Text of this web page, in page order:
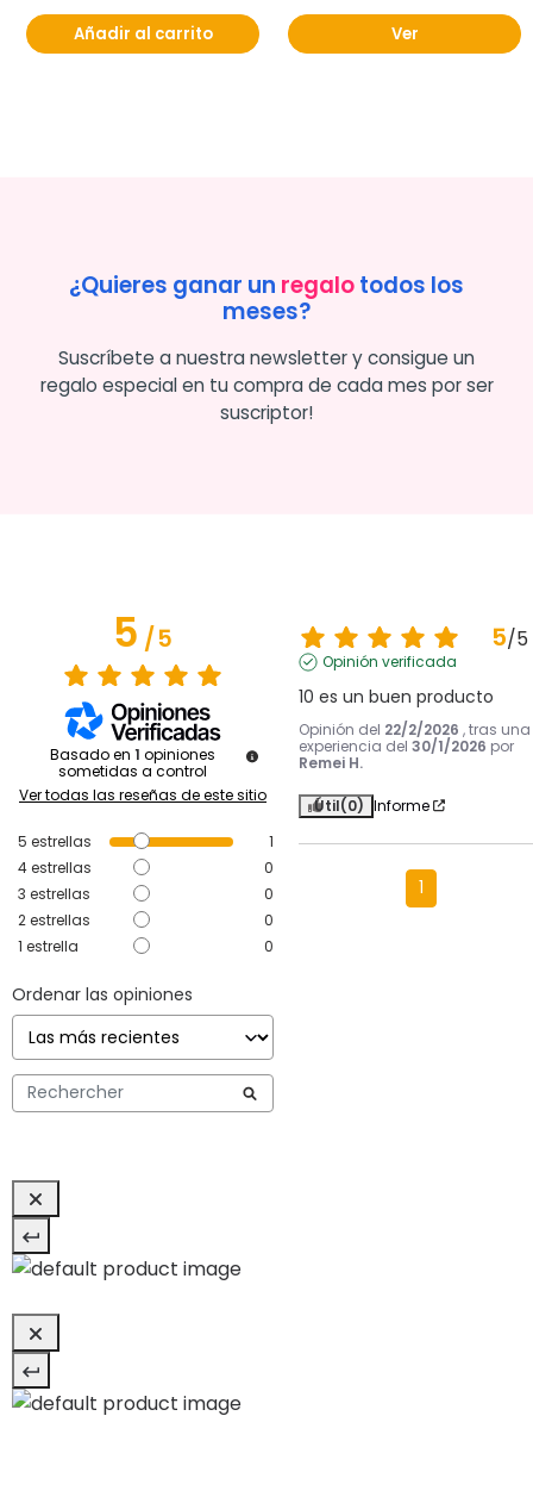
Añadir al carrito Ver
¿Quieres ganar un regalotodos los
meses?
Suscríbete a nuestra newsletter y consigue un
regalo especial en tu compra de cada mes por ser
suscriptor!
5/5
Basado en 1 opiniones
sometidas a control
Ver todas las reseñas de este sitio
5 estrellas
1
4estrellas
0
3 estrellas
0
2estrellas
0
1 estrella 0
Ordenar las opiniones
5/5
Opinión verificada
10 es un buen producto
Opinión del 22/2/2026 , tras una
experiencia del 30/1/2026 por
Remei H.
Útil(0) Informe
1